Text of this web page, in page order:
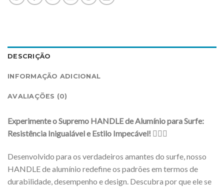
DESCRIÇÃO
INFORMAÇÃO ADICIONAL
AVALIAÇÕES (0)
Experimente o Supremo HANDLE de Alumínio para Surfe:
Resistência Inigualável e Estilo Impecável! 🏄‍♀️🌊
Desenvolvido para os verdadeiros amantes do surfe, nosso
HANDLE de alumínio redefine os padrões em termos de
durabilidade, desempenho e design. Descubra por que ele se